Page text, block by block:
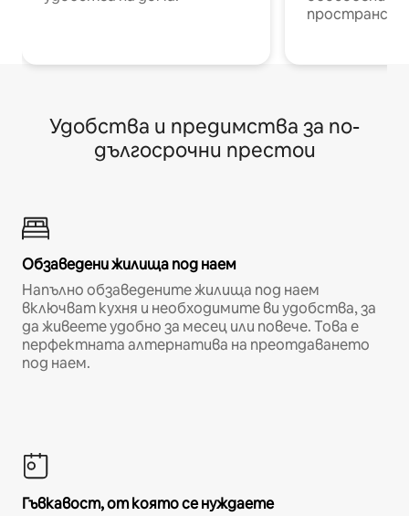
Удобства и предимства за по-
дългосрочни престои
Обзаведени жилища под наем
Напълно обзаведените жилища под наем
включват кухня и необходимите ви удобства, за
да живеете удобно за месец или повече. Това е
перфектната алтернатива на преотдаването
под наем.
Гъвкавост, от която се нуждаете